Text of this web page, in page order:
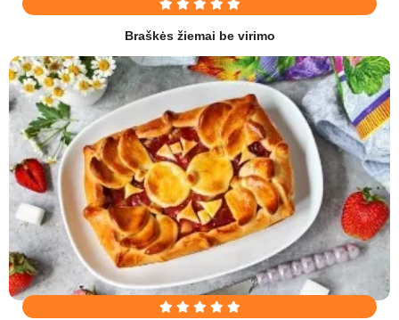
Braškės žiemai be virimo